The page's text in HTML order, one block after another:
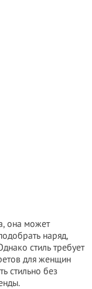
она может
наряд,
стиль требует
для женщин
стильно без